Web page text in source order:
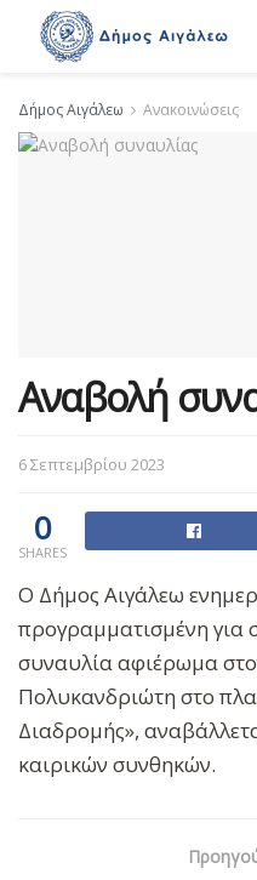
Δήμος Αιγάλεω Ανακοινώσεις
Αναβολή
6 Σεπτεμβρίου 2023
0
SHARES
Ο Δήμος Αιγάλεω
προγραμματισμένη για
συναυλία αφιέρωμα
Πολυκανδριώτη στο
Διαδρομής»,
καιρικών συνθηκών.